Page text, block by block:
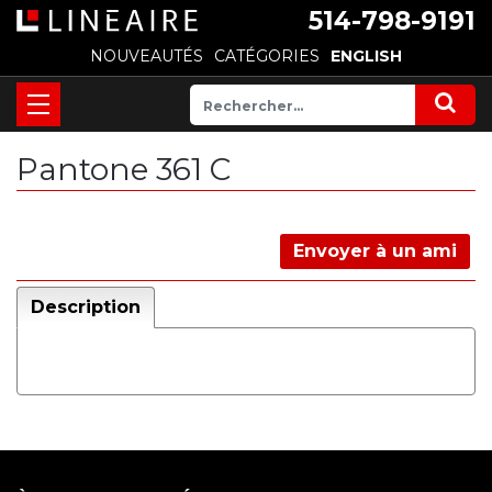
514-798-9191
NOUVEAUTÉS CATÉGORIES ENGLISH
Pantone 361 C
Envoyer à un ami
Description